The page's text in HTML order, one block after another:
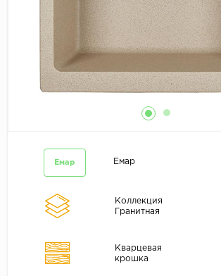
Емар Емар
Коллекция
Гранитная
Кварцевая
крошка